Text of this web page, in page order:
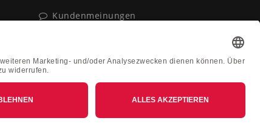
Kundenmeinungen